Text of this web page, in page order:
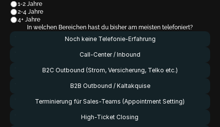
1-2 Jahre
2-4 Jahre
4+ Jahre
In welchen Bereichen hast du bisher am meisten telefoniert?
Noch keine Telefonie-Erfahrung
Call-Center / Inbound
B2C Outbound (Strom, Versicherung, Telko etc.)
B2B Outbound / Kaltakquise
Terminierung für Sales-Teams (Appointment Setting)
High-Ticket Closing